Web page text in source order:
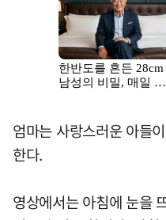
엄마는 사랑스러운 아들
한다.
영상에서는 아침에 눈을